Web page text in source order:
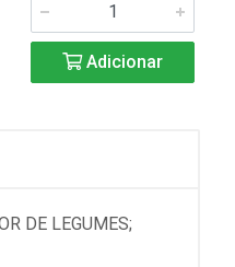
Adicionar
DE LEGUMES;